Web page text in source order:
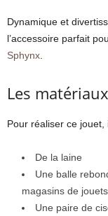
Dynamique et
l’accessoire parfait
Sphynx
Les
Pour réaliser ce jouet,
De la laine
Une balle
magasins de
Une paire de